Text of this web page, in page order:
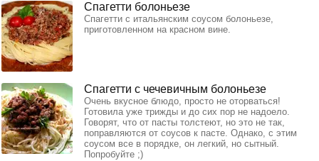
Спагетти болоньезе
Спагетти с итальянским соусом болоньезе,
приготовленном на красном вине.
Спагетти с чечевичным болоньезе
Очень вкусное блюдо, просто не оторваться!
Готовила уже трижды и до сих пор не надоело.
Говорят, что от пасты толстеют, но это не так,
поправляются от соусов к пасте. Однако, с этим
соусом все в порядке, он легкий, но сытный.
Попробуйте ;)